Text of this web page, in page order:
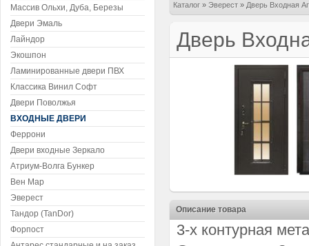
Каталог » Эверест » Дверь Входная
Дверь
Описание товара
3-х контурная
Массив Ольхи, Дуба, Березы
Двери Эмаль
Лайндор
Экошпон
Ламинированные двери ПВХ
Классика Винил Софт
Двери Поволжья
ВХОДНЫЕ ДВЕРИ
Феррони
Двери входные Зеркало
Атриум-Волга Бункер
Вен Мар
Эверест
Тандор (TanDor)
Форпост